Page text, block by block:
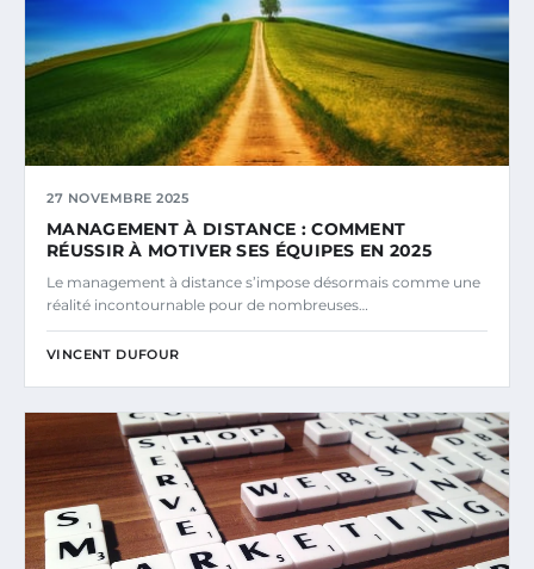
27 NOVEMBRE 2025
MANAGEMENT À DISTANCE : COMMENT
RÉUSSIR À MOTIVER SES ÉQUIPES EN 2025
Le management à distance s’impose désormais comme une
réalité incontournable pour de nombreuses…
VINCENT DUFOUR